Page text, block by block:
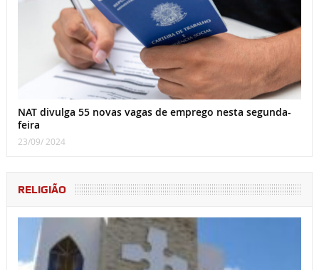
NAT divulga 55 novas vagas de emprego nesta segunda-
feira
23/09/ 2024
RELIGIÃO